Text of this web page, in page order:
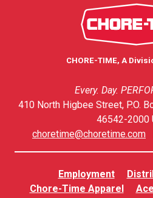
CHORE-TIME, A
Every. Day.
410 North Higbee Street, P.O.
46542-2000
choretime@choretime.com
Employment
Chore-Time Apparel